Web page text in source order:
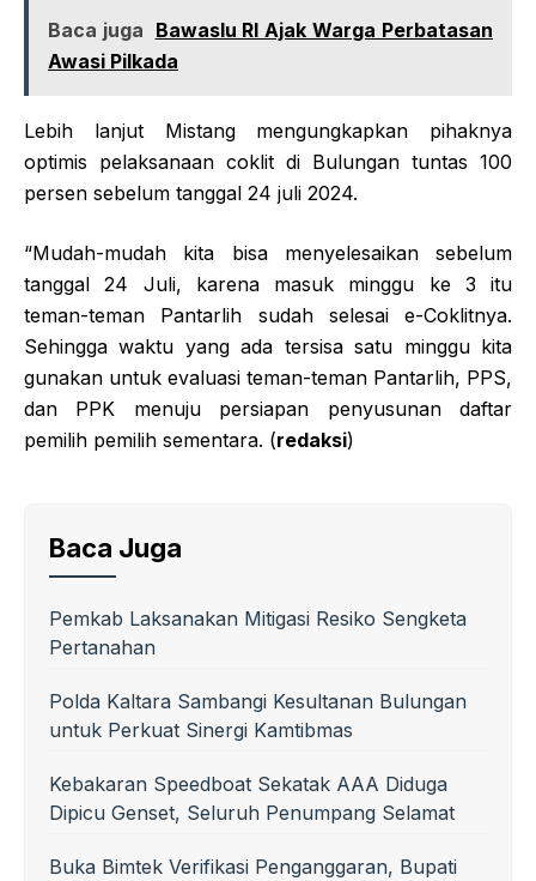
Baca juga Bawaslu RI Ajak Warga Perbatasan
Awasi Pilkada
Lebih lanjut Mistang mengungkapkan pihaknya
optimis pelaksanaan coklit di Bulungan tuntas 100
persen sebelum tanggal 24 juli 2024.
“Mudah-mudah kita bisa menyelesaikan sebelum
tanggal 24 Juli, karena masuk minggu ke 3 itu
teman-teman Pantarlih sudah selesai e-Coklitnya.
Sehingga waktu yang ada tersisa satu minggu kita
gunakan untuk evaluasi teman-teman Pantarlih, PPS,
dan PPK menuju persiapan penyusunan daftar
pemilih pemilih sementara. (redaksi)
Baca Juga
Pemkab Laksanakan Mitigasi Resiko Sengketa
Pertanahan
Polda Kaltara Sambangi Kesultanan Bulungan
untuk Perkuat Sinergi Kamtibmas
Kebakaran Speedboat Sekatak AAA Diduga
Dipicu Genset, Seluruh Penumpang Selamat
Buka Bimtek Verifikasi Penganggaran, Bupati